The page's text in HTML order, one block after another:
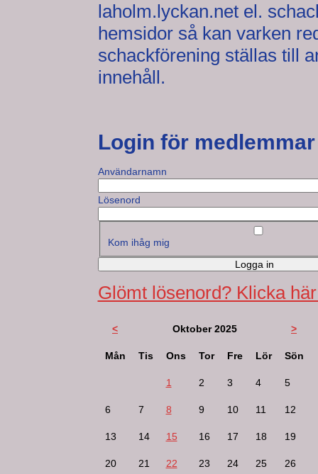
laholm.lyckan.net el.
hemsidor så kan varken
schackförening ställas till
innehåll.
Login för medlemmar
Användarnamn
Lösenord
Kom ihåg mig
Logga in
Glömt lösenord? Klicka
< Oktober 2025 >
Mån Tis Ons Tor Fre Lör Sön
1 2 3 4 5
6 7 8 9 10 11 12
13 14 15 16 17 18 19
20 21 22 23 24 25 26